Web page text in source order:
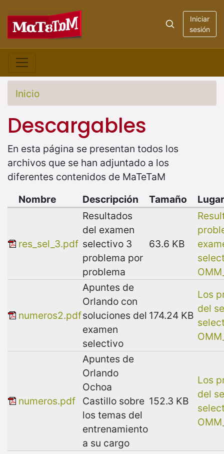
Iniciar
sesión
Inicio
Descargables
En esta página se presentan todos los
archivos que se han adjuntado a los
diferentes contenidos de MaTeTaM
Nombre Descripción Tamaño Lugar
res_sel_3.pdf
Resultados
del examen
selectivo 3
problema por
problema
63.6 KB
numeros2.pdf
Apuntes de
Orlando con
soluciones del
examen
selectivo
174.24 KB
Los
del
numeros.pdf
Apuntes de
Orlando
Ochoa
Castillo sobre
los temas del
entrenamiento
a su cargo
152.3 KB
Los
del